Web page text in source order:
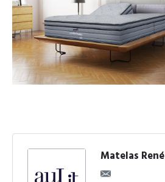
Matelas René